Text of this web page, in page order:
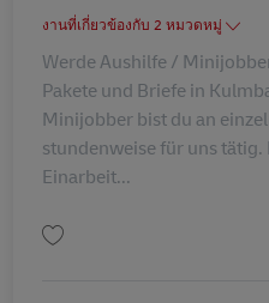
งานที่เกี่ยวข้องกับ 2 หมวดหมู่
Werde Aushilfe /
Pakete und Briefe in
Minijobber bist du an
stundenweise für uns tätig.
Einarbeit...